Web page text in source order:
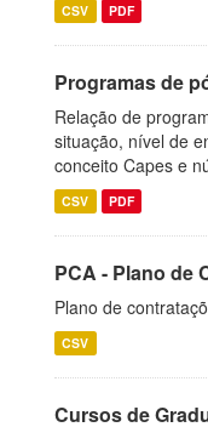
CSV PDF
Programas de
Relação de
situação, nível de
conceito Capes e
CSV PDF
PCA - Plano de
Plano de
CSV
Cursos de